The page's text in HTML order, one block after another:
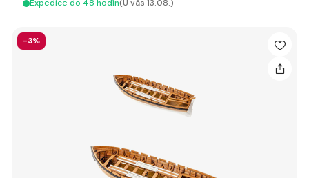
Expedice do 48 hodín(U vás 13.08.)
-3%